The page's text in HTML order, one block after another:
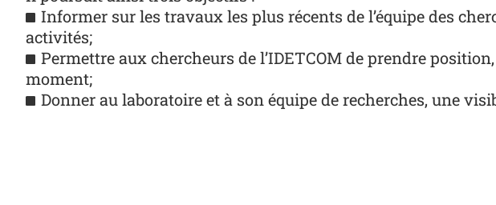
Informer sur les travaux les plus récents de l’équipe des
activités;
Permettre aux chercheurs de l’IDETCOM de prendre
moment;
Donner au laboratoire et à son équipe de recherches, une